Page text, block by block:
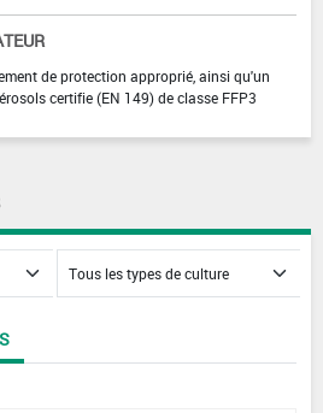
de protection approprié, ainsi qu'un
certifie (EN 149) de classe FFP3